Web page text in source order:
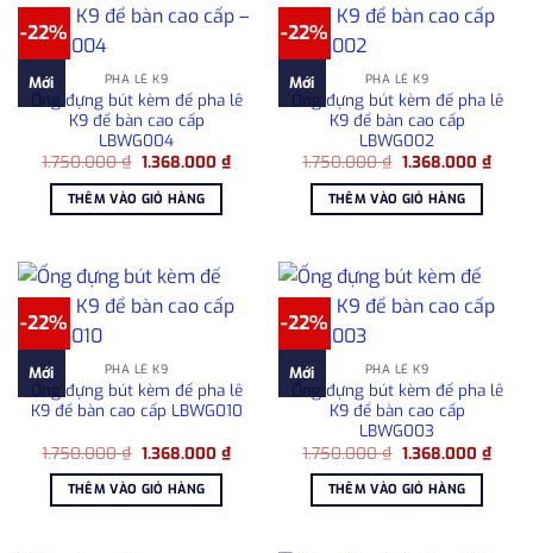
-22%
Mới PHA LÊ K9
Ống đựng bút kèm đế pha lê
K9 để bàn cao cấp
LBWG004
1.750.000₫ Giá
là:
1.750.000 ₫.
1.368.000 ₫Giá
hiện
1.368.000 ₫.
THÊM VÀO GIỎ HÀNG
-22%
Mới PHA LÊ K9
Ống đựng bút kèm đế pha lê
K9 để bàn cao cấp
LBWG002
1.750.000₫ Giá
là:
1.750.000 ₫.
1.368.000 ₫Giá
hiện
THÊM VÀO GIỎ HÀNG
-22%
Mới PHA LÊ K9
Ống đựng bút kèm đế pha lê
K9 để bàn cao cấp LBWG010
1.750.000₫ Giá
là:
1.750.000 ₫.
1.368.000 ₫Giá
hiện
1.368.000 ₫.
THÊM VÀO GIỎ HÀNG
-22%
Mới PHA LÊ K9
Ống đựng bút kèm đế pha lê
K9 để bàn cao cấp
LBWG003
1.750.000₫ Giá
là:
1.750.000 ₫.
1.368.000 ₫Giá
hiện
THÊM VÀO GIỎ HÀNG